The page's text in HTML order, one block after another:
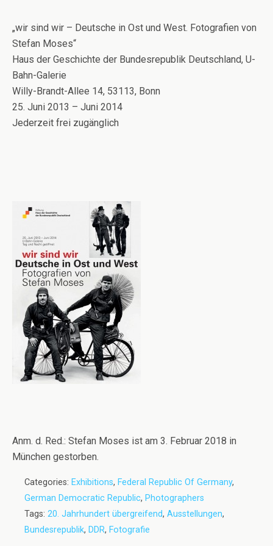
„wir sind wir – Deutsche in Ost und West. Fotografien von
Stefan Moses“
Haus der Geschichte der Bundesrepublik Deutschland, U-
Bahn-Galerie
Willy-Brandt-Allee 14, 53113, Bonn
25. Juni 2013 – Juni 2014
Jederzeit frei zugänglich
Anm. d. Red.: Stefan Moses ist am 3. Februar 2018 in
München gestorben.
Categories: Exhibitions, Federal Republic Of Germany,
German Democratic Republic, Photographers
Tags: 20. Jahrhundert übergreifend, Ausstellungen,
Bundesrepublik, DDR, Fotografie